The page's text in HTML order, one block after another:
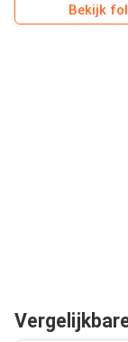
Bekijk